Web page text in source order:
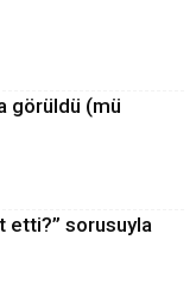
görüldü (mü
etti?” sorusuyla